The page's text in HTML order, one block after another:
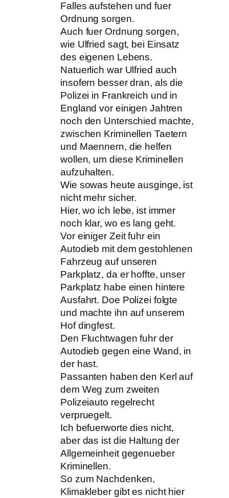
Falles aufstehen und fuer
Ordnung sorgen.
Auch fuer Ordnung sorgen,
wie Ulfried sagt, bei Einsatz
des eigenen Lebens.
Natuerlich war Ulfried auch
insofern besser dran, als die
Polizei in Frankreich und in
England vor einigen Jahtren
noch den Unterschied machte,
zwischen Kriminellen Taetern
und Maennern, die helfen
wollen, um diese Kriminellen
aufzuhalten.
Wie sowas heute ausginge, ist
nicht mehr sicher.
Hier, wo ich lebe, ist immer
noch klar, wo es lang geht.
Vor einiger Zeit fuhr ein
Autodieb mit dem gestohlenen
Fahrzeug auf unseren
Parkplatz, da er hoffte, unser
Parkplatz habe einen hintere
Ausfahrt. Doe Polizei folgte
und machte ihn auf unserem
Hof dingfest.
Den Fluchtwagen fuhr der
Autodieb gegen eine Wand, in
der hast.
Passanten haben den Kerl auf
dem Weg zum zweiten
Polizeiauto regelrecht
verpruegelt.
Ich befuerworte dies nicht,
aber das ist die Haltung der
Allgemeinheit gegenueber
Kriminellen.
So zum Nachdenken,
Klimakleber gibt es nicht hier